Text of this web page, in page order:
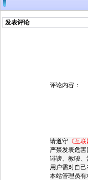
发表评论
评论内容：
请遵守 《互
严禁发表危
诽谤、教唆、
用户需对自
本站管理员有